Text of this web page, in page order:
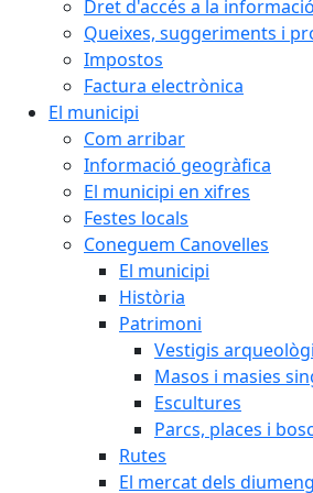
Dret d'accés a la
Queixes, suggeriments i
Impostos
Factura electrònica
El municipi
Com arribar
Informació geogràfica
El municipi en xifres
Festes locals
Coneguem Canovelles
El municipi
Història
Patrimoni
Vestigis
Masos i masies
Escultures
Parcs, places i
Rutes
El mercat dels